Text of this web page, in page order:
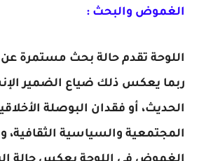
الغموض والبحث :
اللوحة تقدم حالة بحث مستمرة عن
ربما يعكس ذلك ضياع الضمير
الحديث، أو فقدان البوصلة
المجتمعية والسياسية الثقافية،